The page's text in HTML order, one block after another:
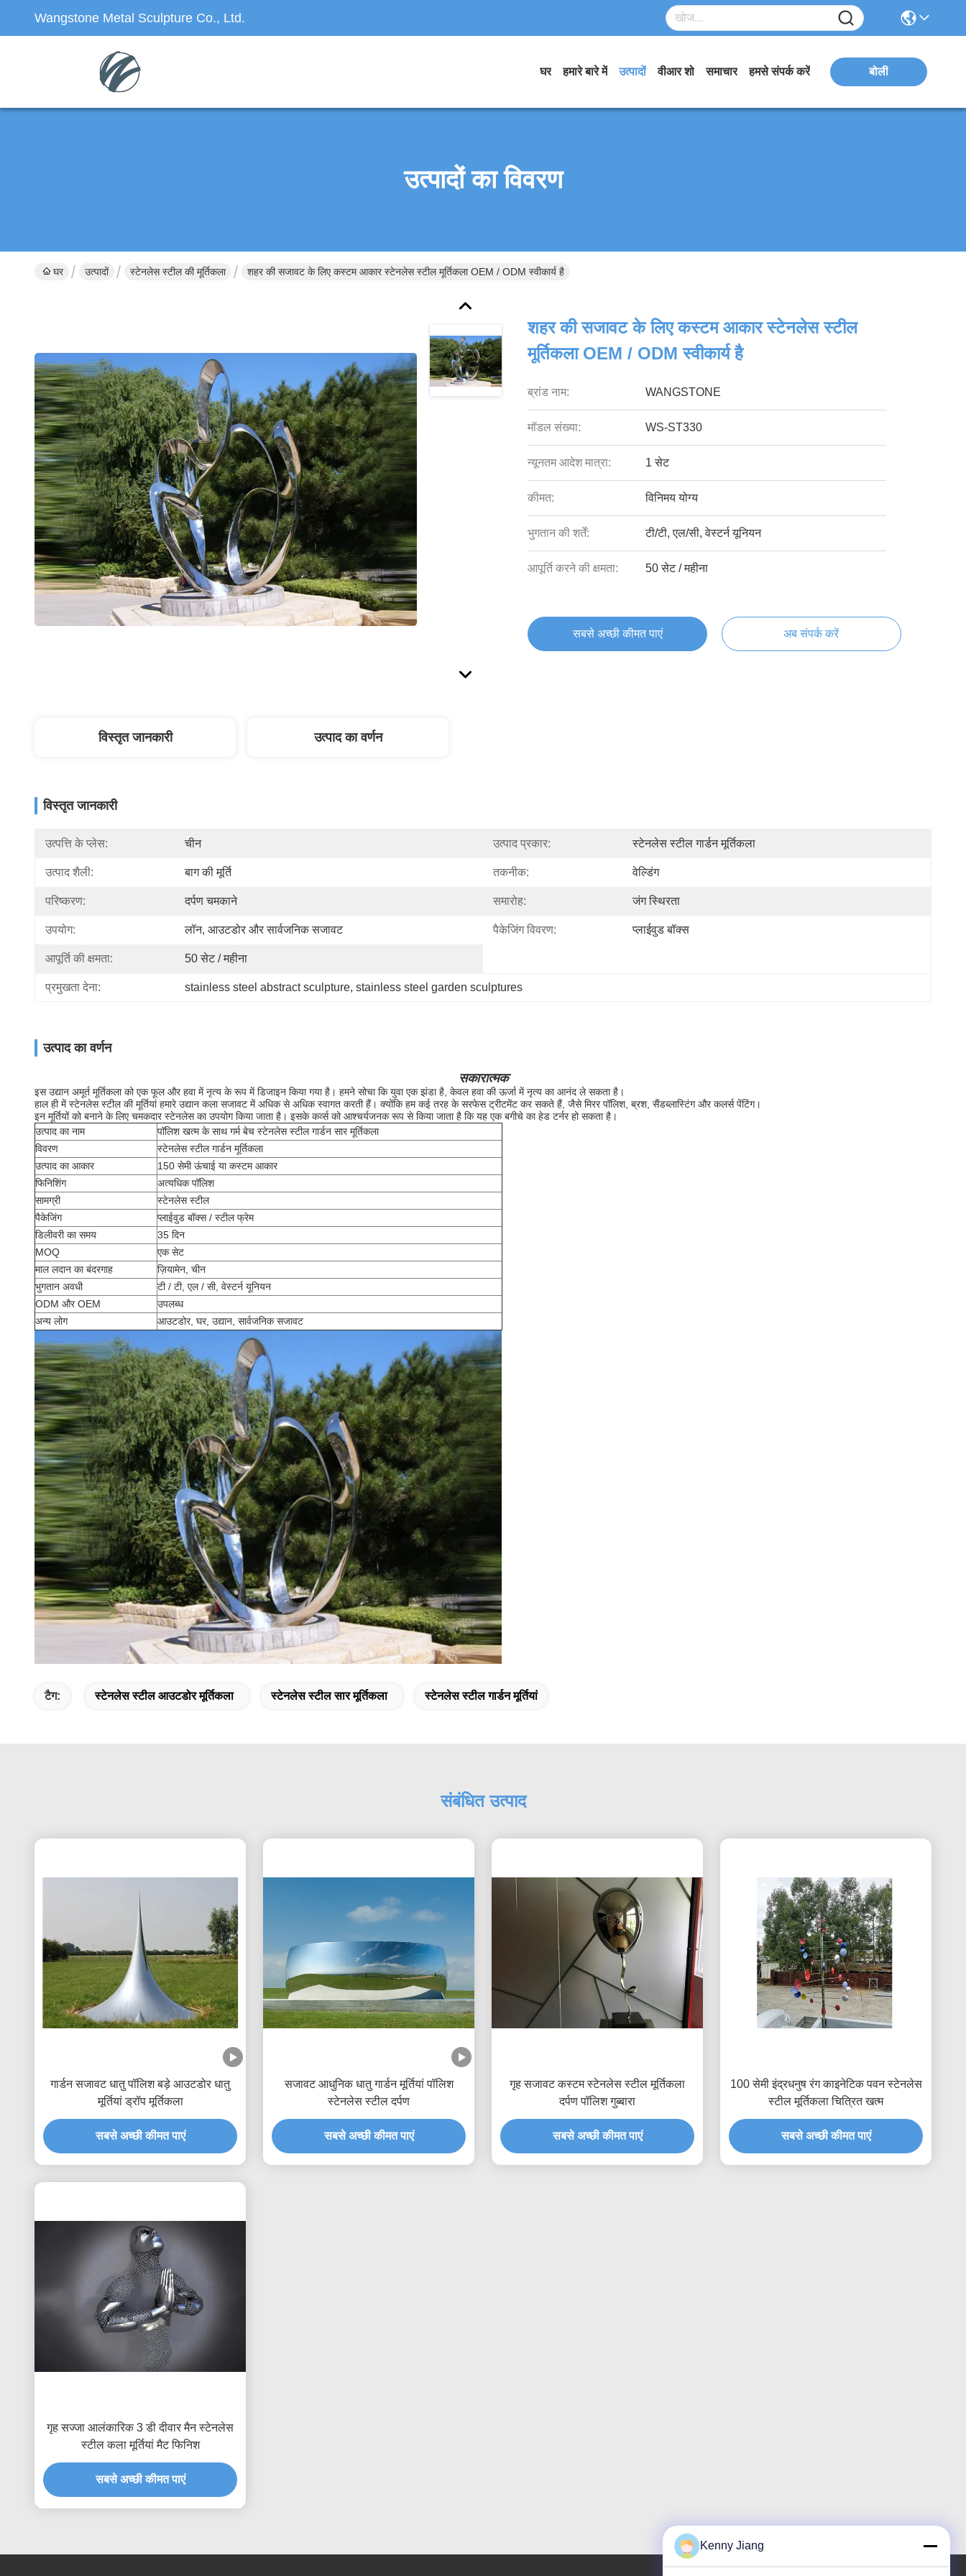
Wangstone Metal Sculpture Co., Ltd.
घर हमारे बारे में उत्पादों वीआर शो समाचार हमसे संपर्क करें बोली
उत्पादों का विवरण
घर उत्पादों स्टेनलेस स्टील की मूर्तिकला शहर की सजावट के लिए कस्टम आकार स्टेनलेस स्टील मूर्तिकला OEM / ODM स्वीकार्य है
शहर की सजावट के लिए कस्टम आकार स्टेनलेस स्टील
मूर्तिकला OEM / ODM स्वीकार्य है
ब्रांड नाम: WANGSTONE
मॉडल संख्या: WS-ST330
न्यूनतम आदेश मात्रा: 1 सेट
कीमत: विनिमय योग्य
भुगतान की शर्तें: टी/टी, एल/सी, वेस्टर्न यूनियन
आपूर्ति करने की क्षमता: 50 सेट / महीना
सबसे अच्छी कीमत पाएं अब संपर्क करें
विस्तृत जानकारी उत्पाद का वर्णन
विस्तृत जानकारी
उत्पत्ति के प्लेस: चीन उत्पाद प्रकार: स्टेनलेस स्टील गार्डन मूर्तिकला
उत्पाद शैली: बाग की मूर्ति तकनीक: वेल्डिंग
परिष्करण: दर्पण चमकाने समारोह: जंग स्थिरता
उपयोग: लॉन, आउटडोर और सार्वजनिक सजावट पैकेजिंग विवरण: प्लाईवुड बॉक्स
आपूर्ति की क्षमता: 50 सेट / महीना
प्रमुखता देना: stainless steel abstract sculpture, stainless steel garden sculptures
उत्पाद का वर्णन
सकारात्मक
इस उद्यान अमूर्त मूर्तिकला को एक फूल और हवा में नृत्य के रूप में डिजाइन किया गया है। हमने सोचा कि युवा एक झंडा है, केवल हवा की ऊर्जा में नृत्य का आनंद ले सकता है।
हाल ही में स्टेनलेस स्टील की मूर्तियां हमारे उद्यान कला सजावट में अधिक से अधिक स्वागत करती हैं। क्योंकि हम कई तरह के सरफेस ट्रीटमेंट कर सकते हैं, जैसे मिरर पॉलिश, ब्रश, सैंडब्लास्टिंग और कलर्स पेंटिंग।
इन मूर्तियों को बनाने के लिए चमकदार स्टेनलेस का उपयोग किया जाता है। इसके कर्व्स को आश्चर्यजनक रूप से किया जाता है कि यह एक बगीचे का हेड टर्नर हो सकता है।
उत्पाद का नाम
पॉलिश खत्म के साथ गर्म बेच स्टेनलेस स्टील गार्डन सार मूर्तिकला
विवरण
स्टेनलेस स्टील गार्डन मूर्तिकला
उत्पाद का आकार
150 सेमी ऊंचाई या कस्टम आकार
फिनिशिंग
अत्यधिक पॉलिश
सामग्री
स्टेनलेस स्टील
पैकेजिंग
प्लाईवुड बॉक्स / स्टील फ्रेम
डिलीवरी का समय
35 दिन
MOQ
एक सेट
माल लदान का बंदरगाह
ज़ियामेन, चीन
भुगतान अवधी
टी / टी, एल / सी, वेस्टर्न यूनियन
ODM और OEM
उपलब्ध
अन्य लोग
आउटडोर, घर, उद्यान, सार्वजनिक सजावट
टैग: स्टेनलेस स्टील आउटडोर मूर्तिकला स्टेनलेस स्टील सार मूर्तिकला स्टेनलेस स्टील गार्डन मूर्तियां
संबंधित उत्पाद
गार्डन सजावट धातु पॉलिश बड़े आउटडोर धातु
मूर्तियां ड्रॉप मूर्तिकला
सबसे अच्छी कीमत पाएं
सजावट आधुनिक धातु गार्डन मूर्तियां पॉलिश
स्टेनलेस स्टील दर्पण
सबसे अच्छी कीमत पाएं
गृह सजावट कस्टम स्टेनलेस स्टील मूर्तिकला
दर्पण पॉलिश गुब्बारा
सबसे अच्छी कीमत पाएं
100 सेमी इंद्रधनुष रंग काइनेटिक पवन स्टेनलेस
स्टील मूर्तिकला चित्रित खत्म
सबसे अच्छी कीमत पाएं
गृह सज्जा आलंकारिक 3 डी दीवार मैन स्टेनलेस
स्टील कला मूर्तियां मैट फिनिश
सबसे अच्छी कीमत पाएं
Kenny Jiang